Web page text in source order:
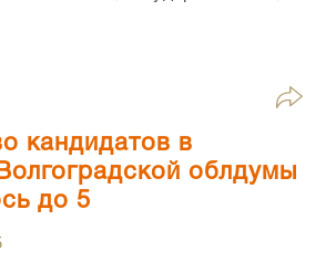
кандидатов в
облдумы
до 5